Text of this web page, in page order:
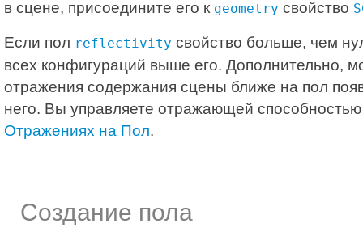
в сцене, присоедините его к geometry свойство
Если пол reflectivity свойство больше, чем
всех конфигураций выше его. Дополнительно,
отражения содержания сцены ближе на пол
него. Вы управляете отражающей
Отражениях на Пол.
Создание пола